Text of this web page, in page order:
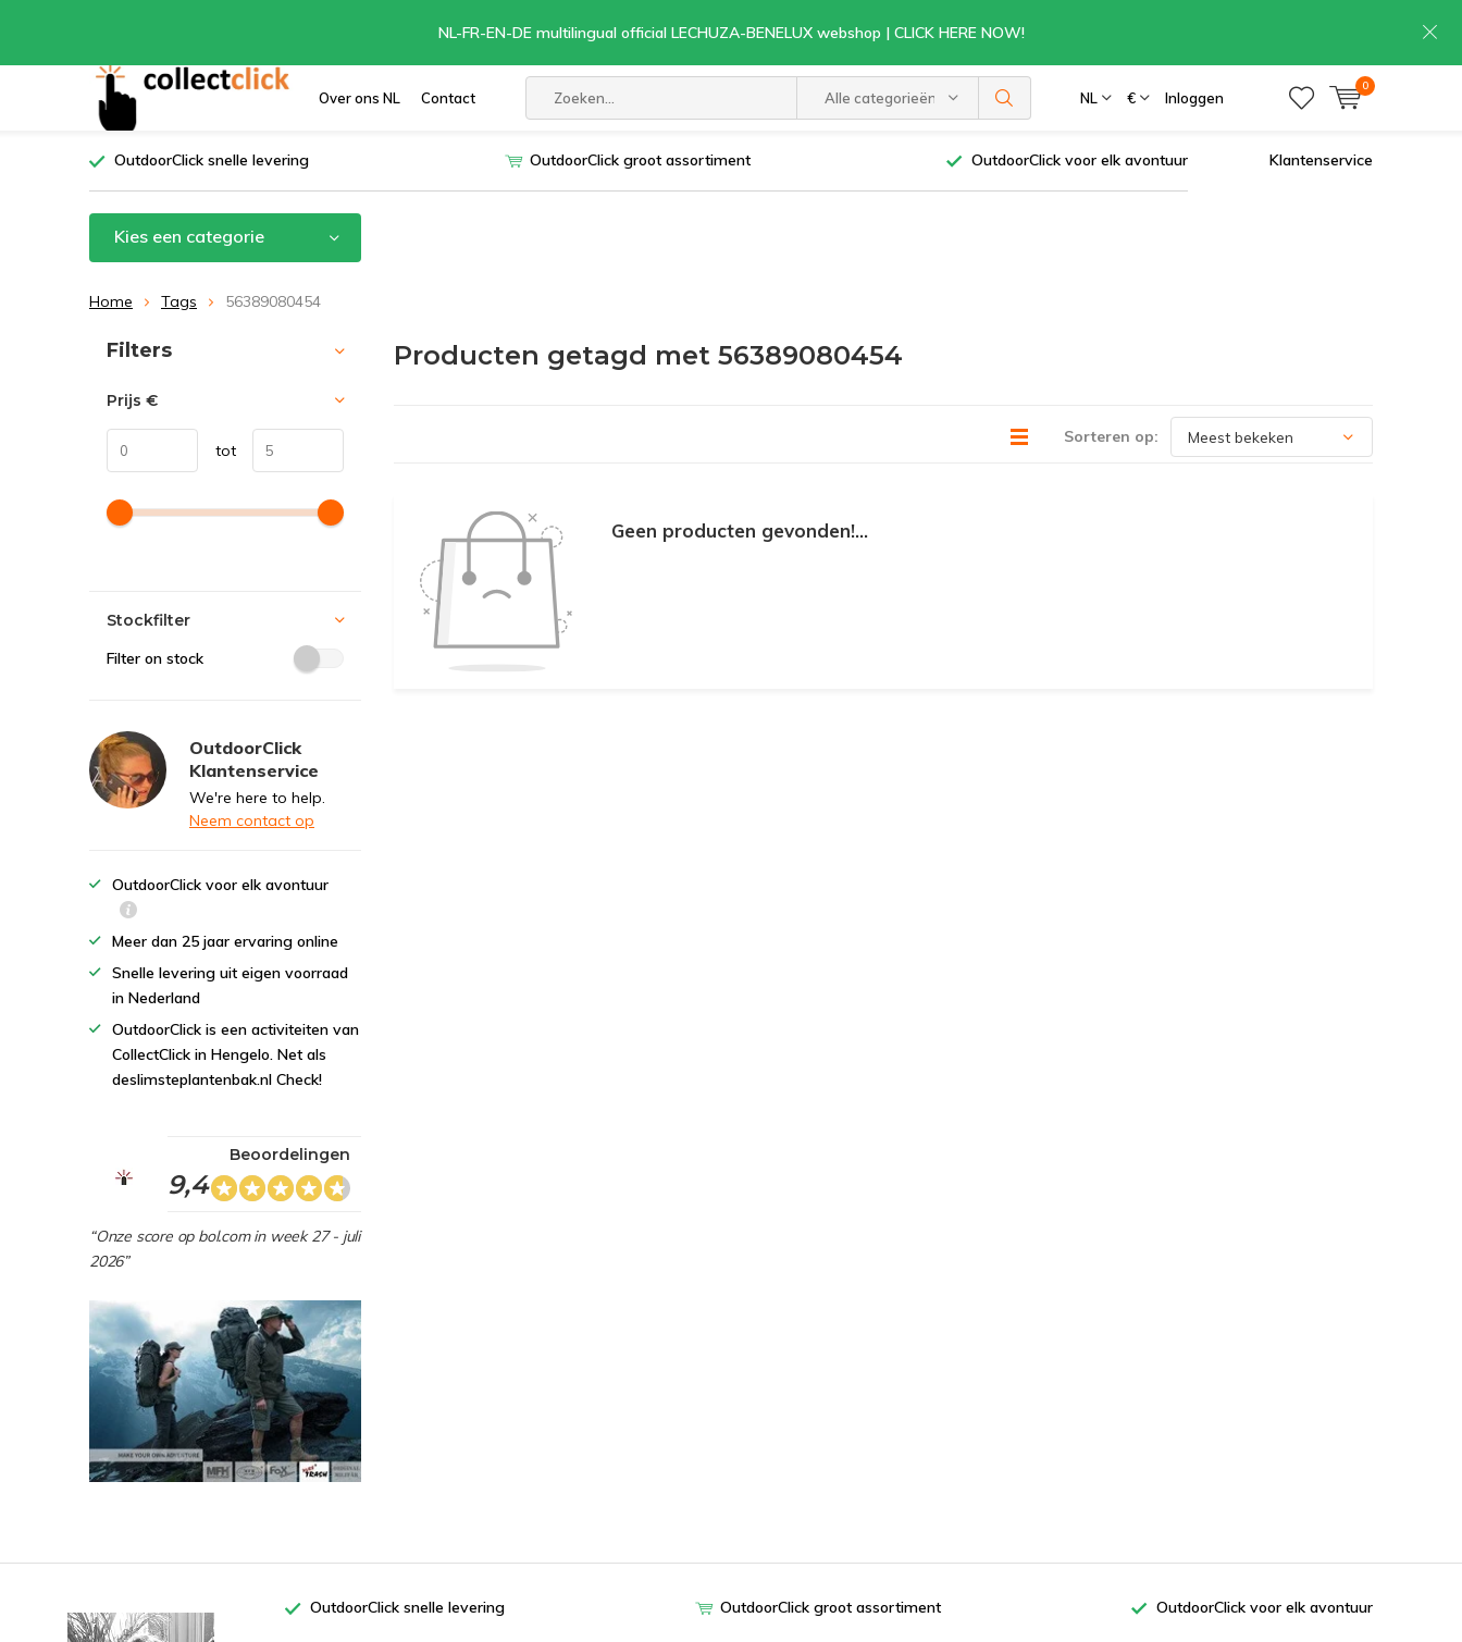
Over ons NL Contact Alle categorieën NL € Inloggen
0
NL-FR-EN-DE multilingual official LECHUZA-BENELUX webshop | CLICK HERE NOW!
OutdoorClick snelle levering OutdoorClick groot assortiment OutdoorClick voor elk avontuur Klantenservice
Kies een categorie
Home Tags 56389080454
Producten getagd met 56389080454
Sorteren op:
Geen producten gevonden!...
Sorteren op:
Filters
Prijs €
tot
Stockfilter
Filter on stock
OutdoorClick
Klantenservice
We're here to help.
Neem contact op
OutdoorClick voor elk avontuur
Meer dan 25 jaar ervaring online
Snelle levering uit eigen voorraad
in Nederland
OutdoorClick is een activiteiten van
CollectClick in Hengelo. Net als
deslimsteplantenbak.nl Check!
9,4
Beoordelingen
“Onze score op bol.com in week 27 - juli
2026”
OutdoorClick snelle levering OutdoorClick groot assortiment OutdoorClick voor elk avontuur